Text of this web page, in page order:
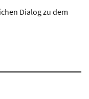
Dialog zu dem